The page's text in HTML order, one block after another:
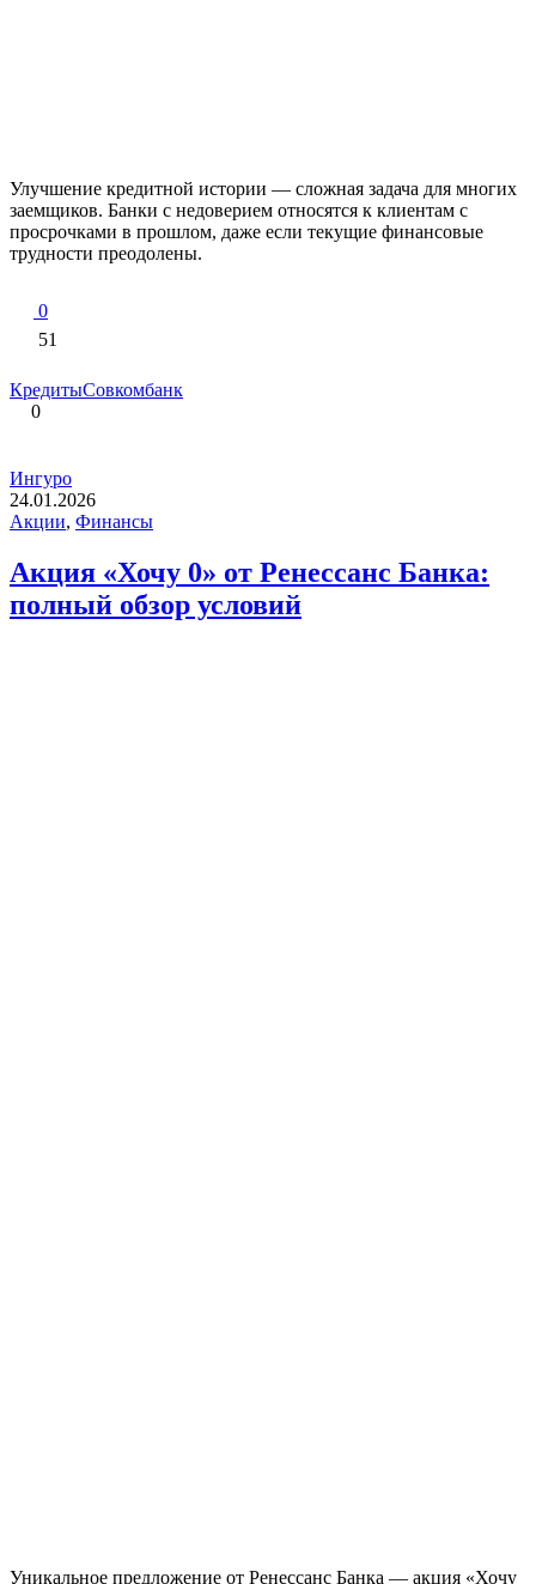
Улучшение кредитной истории — сложная задача для многих
заемщиков. Банки с недоверием относятся к клиентам с
просрочками в прошлом, даже если текущие финансовые
трудности преодолены.
0
51
КредитыСовкомбанк
0
Ингуро
24.01.2026
Акции, Финансы
Акция «Хочу 0» от Ренессанс Банка:
полный обзор условий
Уникальное предложение от Ренессанс Банка — акция «Хочу